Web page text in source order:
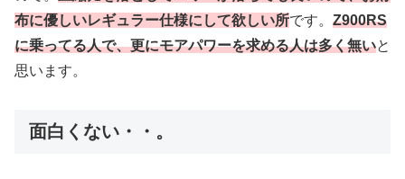
布に優しいレギュラー仕様にして欲しい所です。 Z900RS
に乗ってる人で、更にモアパワーを求める人は多く無いと
思います。
面白くない・・。